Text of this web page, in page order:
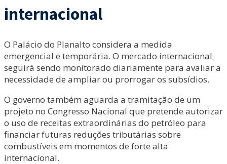
internacional
O Palácio do Planalto considera a medida
emergencial e temporária. O mercado internacional
seguirá sendo monitorado diariamente para avaliar a
necessidade de ampliar ou prorrogar os subsídios.
O governo também aguarda a tramitação de um
projeto no Congresso Nacional que pretende autorizar
o uso de receitas extraordinárias do petróleo para
financiar futuras reduções tributárias sobre
combustíveis em momentos de forte alta
internacional.